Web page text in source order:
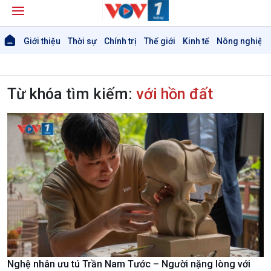
Giới thiệu Thời sự Chính trị Thế giới Kinh tế Nông nghiệp
Giới thiệu
Thời sự
Thời sự 6h
Thời sự 12h
Thời sự 18h
Thời sự 21h30
Bản tin
Chuyên mục
Theo dòng Thời sự
Chính trị
Thế giới
Từ khóa tìm kiếm: với hồn đất
Nghệ nhân ưu tú Trần Nam Tước – Người nặng lòng với